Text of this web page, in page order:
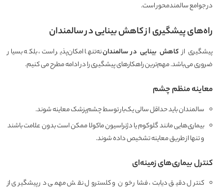
در جوامع سالمندمحور است.
راه‌های پیشگیری از کاهش بینایی در سالمندان
پیشگیری ازکاهش بینایی در سالمنداننه‌تنها امکان‌پذیر است، بلکه بسیار
ضروری می‌باشد. مهم‌ترین راهکارهای پیشگیری را در ادامه مطرح می کنیم.
معاینه منظم چشم
سالمندان باید حداقل سالی یک‌بار توسط چشم‌پزشک معاینه شوند.
بیماری‌هایی مانند گلوکوم یا دژنراسیون ماکولا ممکن است بدون علامت باشند
و تنها از طریق معاینه تشخیص داده شوند.
کنترل بیماری‌های زمینه‌ای
کنترل دقیق دیابت، فشار خون و کلسترول نقش مهمی در پیشگیری از